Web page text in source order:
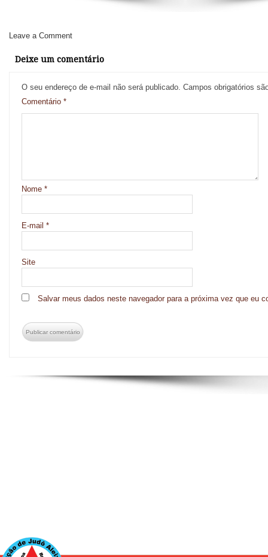
Leave a Comment
Deixe um comentário
O seu endereço de e-mail não será publicado. Campos obrigatórios
Comentário *
Nome *
E-mail *
Site
Salvar meus dados neste navegador para a próxima vez que eu